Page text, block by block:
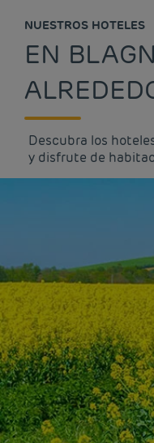
NUESTROS HOTELES
EN
Descubra los
y disfrute de